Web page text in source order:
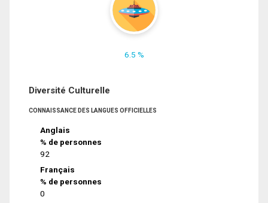
6.5 %
Diversité Culturelle
CONNAISSANCE DES LANGUES OFFICIELLES
Anglais
% de personnes
92
Français
% de personnes
0